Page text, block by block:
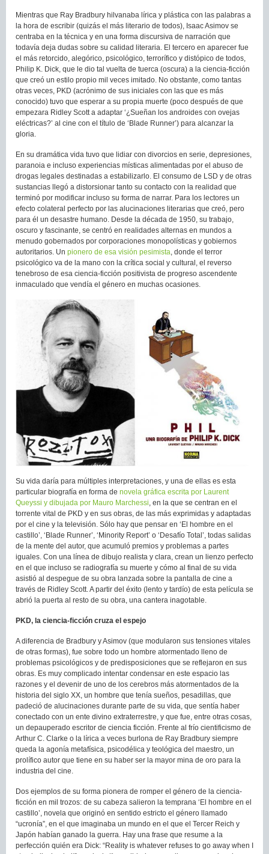
Mientras que Ray Bradbury hilvanaba lírica y plástica con las palabras a
la hora de escribir (quizás el más literario de todos), Isaac Asimov se
centraba en la técnica y en una forma discursiva de narración que
todavía deja dudas sobre su calidad literaria. El tercero en aparecer fue
el más retorcido, alegórico, psicológico, terrorífico y distópico de todos,
Philip K. Dick, que le dio tal vuelta de tuerca (oscura) a la ciencia-ficción
que creó un estilo propio mil veces imitado. No obstante, como tantas
otras veces, PKD (acrónimo de sus iniciales con las que es más
conocido) tuvo que esperar a su propia muerte (poco después de que
empezara Ridley Scott a adaptar ‘¿Sueñan los androides con ovejas
eléctricas?’ al cine con el título de ‘Blade Runner’) para alcanzar la
gloria.
En su dramática vida tuvo que lidiar con divorcios en serie, depresiones,
paranoia e incluso experiencias místicas alimentadas por el abuso de
drogas legales destinadas a estabilizarlo. El consumo de LSD y de otras
sustancias llegó a distorsionar tanto su contacto con la realidad que
terminó por modificar incluso su forma de narrar. Para los lectores un
efecto colateral perfecto por las alucinaciones literarias que creó, pero
para él un desastre humano. Desde la década de 1950, su trabajo,
oscuro y fascinante, se centró en realidades alternas en mundos a
menudo gobernados por corporaciones monopolísticas y gobiernos
autoritarios. Un pionero de esa visión pesimista , donde el terror
psicológico va de la mano con la crítica social y cultural, el reverso
tenebroso de esa ciencia-ficción positivista de progreso ascendente
inmaculado que vendía el género en muchas ocasiones.
Su vida daría para múltiples interpretaciones, y una de ellas es esta
particular biografía en forma de novela gráfica escrita por Laurent
Queyssi y dibujada por Mauro Marchessi, en la que se centran en el
torrente vital de PKD y en sus obras, de las más exprimidas y adaptadas
por el cine y la televisión. Sólo hay que pensar en ‘El hombre en el
castillo’, ‘Blade Runner’, ‘Minority Report’ o ‘Desafío Total’, todas salidas
de la mente del autor, que acumuló premios y problemas a partes
iguales. Con una línea de dibujo realista y clara, crean un lienzo perfecto
en el que incluso se radiografía su muerte y cómo al final de su vida
asistió al despegue de su obra lanzada sobre la pantalla de cine a
través de Ridley Scott. A partir del éxito (lento y tardío) de esta película se
abrió la puerta al resto de su obra, una cantera inagotable.
PKD, la ciencia-ficción cruza el espejo
A diferencia de Bradbury y Asimov (que modularon sus tensiones vitales
de otras formas), fue sobre todo un hombre atormentado lleno de
problemas psicológicos y de predisposiciones que se reflejaron en sus
obras. Es muy complicado intentar condensar en este espacio las
razones y el devenir de uno de los cerebros más atormentados de la
historia del siglo XX, un hombre que tenía sueños, pesadillas, que
padeció de alucinaciones durante parte de su vida, que sentía haber
conectado con un ente divino extraterrestre, y que fue, entre otras cosas,
un depauperado escritor de ciencia ficción. Frente al frío cientificismo de
Arthur C. Clarke o la lírica a veces burlona de Ray Bradbury siempre
queda la agonía metafísica, psicodélica y teológica del maestro, un
prolífico autor que tiene en su haber ser la mayor mina de oro para la
industria del cine.
Dos ejemplos de su forma pionera de romper el género de la ciencia-
ficción en mil trozos: de su cabeza salieron la temprana ‘El hombre en el
castillo’, novela que originó en sentido estricto el género llamado
“ucronía”, en el que imaginaba un mundo en el que el Tercer Reich y
Japón habían ganado la guerra. Hay una frase que resume a la
perfección quién era Dick: “Reality is whatever refuses to go away when I